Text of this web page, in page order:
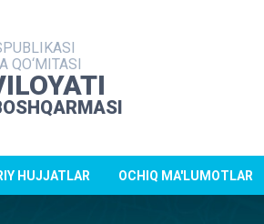
QO‘MITASI
HUJJATLAR OCHIQ MA'LUMOTLAR